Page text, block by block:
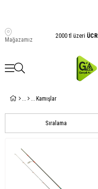
Mağazamız
2000 tl üzeri
Kamışlar
Sıralama